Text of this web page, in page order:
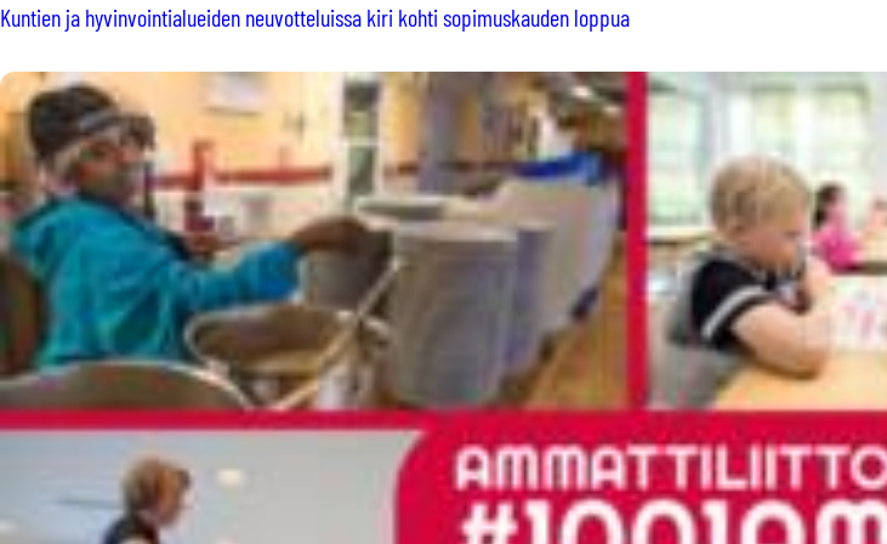
Kuntien ja hyvinvointialueiden neuvotteluissa kiri kohti sopimuskauden loppua